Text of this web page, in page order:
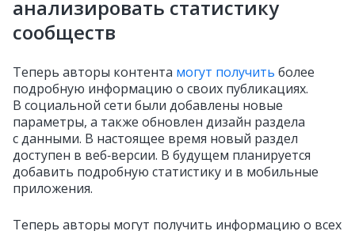
анализировать статистику
сообществ
Теперь авторы контента могут получить более
подробную информацию о своих публикациях.
В социальной сети были добавлены новые
параметры, а также обновлен дизайн раздела
с данными. В настоящее время новый раздел
доступен в веб‑версии. В будущем планируется
добавить подробную статистику и в мобильные
приложения.
Теперь авторы могут получить информацию о всех